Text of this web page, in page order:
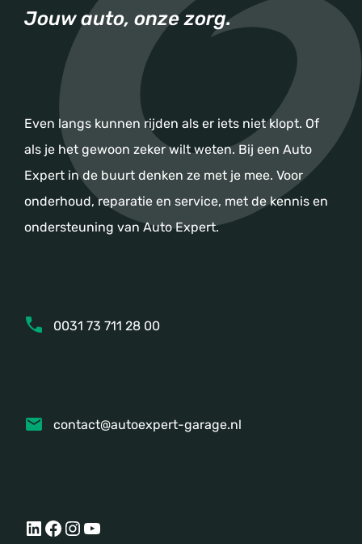
Jouw auto, onze zorg.
Even langs kunnen rijden als er iets niet klopt. Of
als je het gewoon zeker wilt weten. Bij een Auto
Expert in de buurt denken ze met je mee. Voor
onderhoud, reparatie en service, met de kennis en
ondersteuning van Auto Expert.
0031 73 711 28 00
contact@autoexpert-garage.nl